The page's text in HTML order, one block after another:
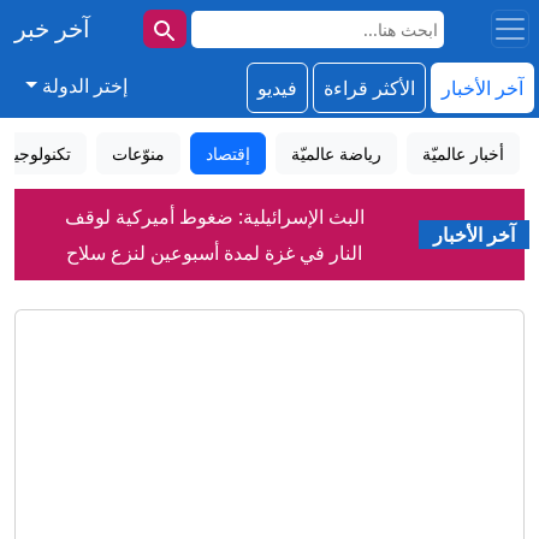
آخر خبر
آخر الأخبار الأكثر قراءة فيديو إختر الدولة
أخبار عالميّة رياضة عالميّة إقتصاد منوّعات تكنولوجيا
آخر الأخبار
البث الإسرائيلية: ضغوط أميركية لوقف
النار في غزة لمدة أسبوعين لنزع سلاح
حماس
رويترز: اتفاق لبناني إسرائيلي على دول